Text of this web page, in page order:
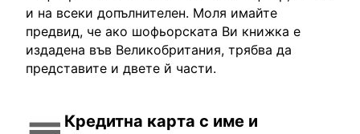
и на всеки допълнителен. Моля имайте
предвид, че ако шофьорската Ви книжка е
издадена във Великобритания, трябва да
представите и двете й части.
Кредитна карта с име и